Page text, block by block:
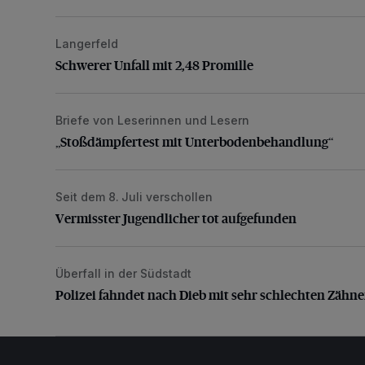
Schwerer Unfall mit 2,48 Promille
Langerfeld
Schwerer Unfall mit 2,48 Promille
„Stoßdämpfertest mit Unterbodenbehandlung“
Briefe von Leserinnen und Lesern
„Stoßdämpfertest mit Unterbodenbehandlung“
Vermisster Jugendlicher tot aufgefunden
Seit dem 8. Juli verschollen
Vermisster Jugendlicher tot aufgefunden
Polizei fahndet nach Dieb mit sehr schlechten Zähnen
Überfall in der Südstadt
Polizei fahndet nach Dieb mit sehr schlechten